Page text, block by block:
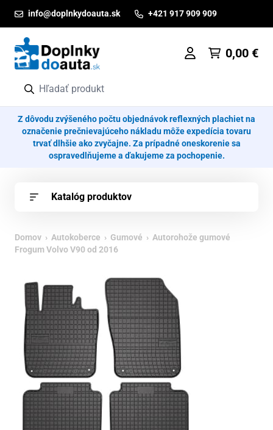
info@doplnkydoauta.sk +421 917 909 909
0,00 €
Z dôvodu zvýšeného počtu objednávok reflexných plachiet na
označenie prečnievajúceho nákladu môže expedícia tovaru
trvať dlhšie ako zvyčajne. Za prípadné oneskorenie sa
ospravedlňujeme a ďakujeme za pochopenie.
Katalóg produktov
Domov › Autokoberce › Gumové › Autorohože gumové
Frogum Volvo V90 od 2016